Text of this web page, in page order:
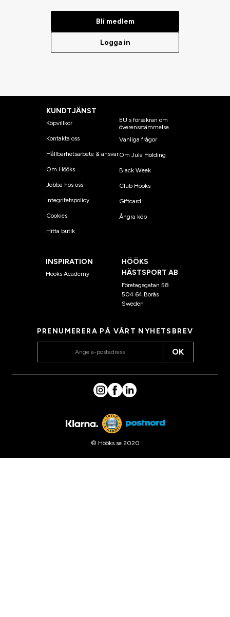
Bli medlem
Logga in
KUNDTJÄNST
Köpvillkor
Kontakta oss
Hållbarhetsarbete & ansvar
Om Hööks
Jobba hos oss
Integritetspolicy
Cookies
Hitta butik
EU:s försäkran om
överensstämmelse
Vanliga frågor
Om Jula Holding
Black Week
Club Hööks
Giftcard
Ångra köp
INSPIRATION
Hööks Academy
HÖÖKS
HÄSTSPORT AB
Företagsgatan 58
504 64 Borås
Sweden
PRENUMERERA PÅ VÅRT NYHETSBREV
OK
© Hööks.se 2020